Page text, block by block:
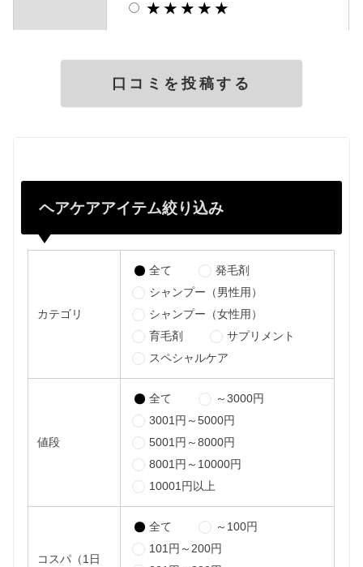
★★★★★
ヘアケアアイテム絞り込み
カテゴリ
全て
発毛剤
シャンプー（男性用）
シャンプー（女性用）
育毛剤
サプリメント
スペシャルケア
値段
全て
～3000円
3001円～5000円
5001円～8000円
8001円～10000円
10001円以上
コスパ（1日
全て
～100円
101円～200円